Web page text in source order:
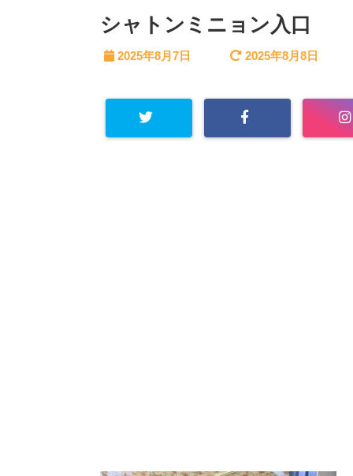
シャトンミニョン入口
2025年8月7日 2025年8月8日